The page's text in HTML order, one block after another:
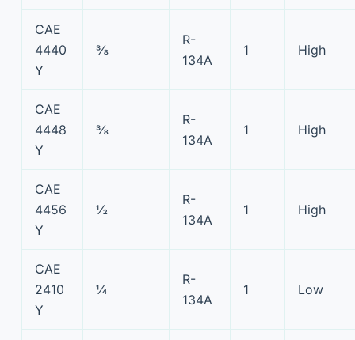
CAE
4440
Y
⅜
R-
134A
1 High
CAE
4448
Y
⅜
R-
134A
1 High
CAE
4456
Y
½
R-
134A
1 High
CAE
2410
Y
¼
R-
134A
1 Low